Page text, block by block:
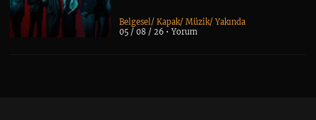
Belgesel /Kapak/Müzik/Yakında
05 / 08 / 26 •Yorum